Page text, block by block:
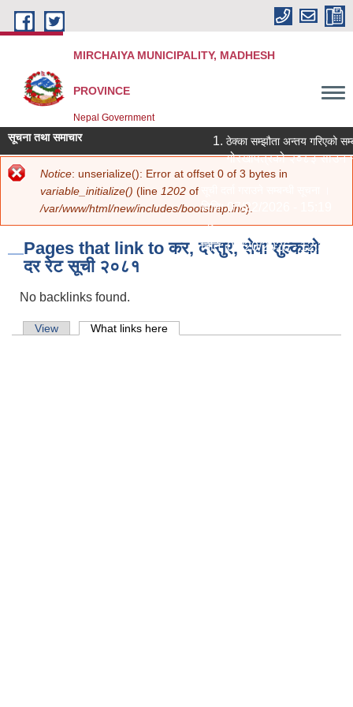
Skip to main content
MIRCHAIYA MUNICIPALITY, MADHESH
PROVINCE
Nepal Government
सूचना तथा समाचार ठेक्का सम्झौता अन्तय गरिएको
गोरखापत्रको २०८३ साउन
मिति:07/22/2026 - 15:19
नविकरण सम्बन्धमा ।
मिति:07/20/2026 - 12:30
Error message
Notice: unserialize(): Error at offset 0 of 3 bytes in
variable_initialize() (line 1202 of
/var/www/html/new/includes/bootstrap.inc).
You are here
Home »कार्यक्रम तथा परियोजना »आर्थीक बिधेयक २०८१ » Pages that link to
कर, दस्तुर, सेवा शुल्कको दर रेट सूची २०८१
Pages that link to कर, दस्तुर, सेवा शुल्कको
दर रेट सूची २०८१
No backlinks found.
Primary tabs
View What links here